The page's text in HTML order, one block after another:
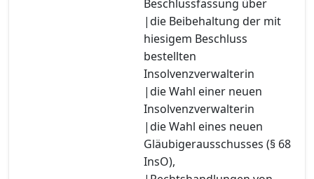
Beschlussfassung über
|die Beibehaltung der mit
hiesigem Beschluss
bestellten
Insolvenzverwalterin
|die Wahl einer neuen
Insolvenzverwalterin
|die Wahl eines neuen
Gläubigerausschusses (§ 68
InsO),